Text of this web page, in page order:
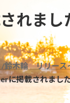
れまし
木輪 リリース
に掲載されまし